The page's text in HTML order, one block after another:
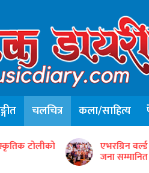
चलचित्र कला/साहित्य
५० गीतकार
‘तिजको रन्को’